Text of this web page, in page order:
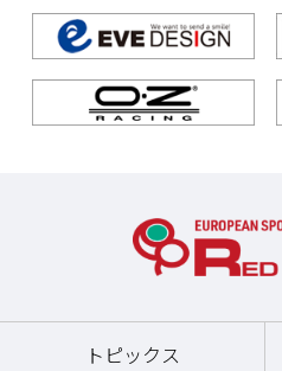
ホイール/タイヤ
吸排気系
トピックス